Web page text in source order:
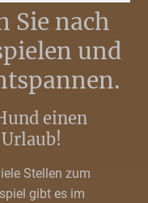
Sie nach
und
einen
Stellen zum
gibt es im